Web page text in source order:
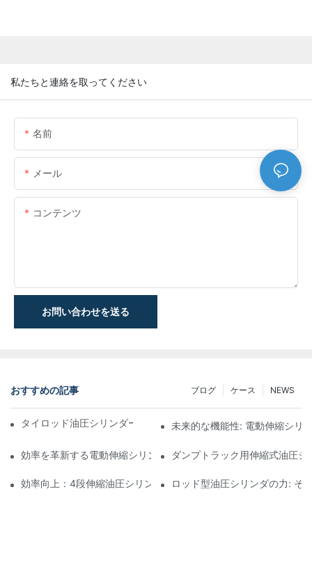
私たちと連絡を取ってください
名前
メール
コンテンツ
お問い合わせを送る
おすすめの記事 NEWS
ケース
ブログ
タイロッド油圧シリンダーの機能と重要性を理解する
未来的な機能性: 電動伸縮シリ
効率を革新する電動伸縮シリンダ ダンプトラック用伸縮式油圧
効率向上：4段伸縮油圧シリンダーのメリットロッド型油圧シリンダの力: そ